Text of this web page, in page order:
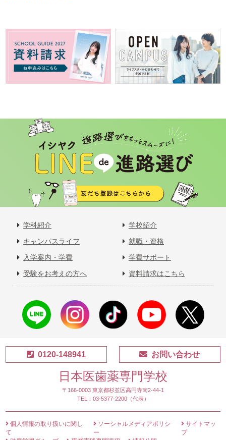
学科紹介
学校紹介
キャンパスライフ
就職・資格
入学案内・学費
学費サポート
受験をお考えの方へ
資料請求はこちら
日本医歯薬専門学校
0120-148941 お問い合わせ
〒166-0003 東京都杉並区高円寺南2-44-1
TEL：03-5377-2200（代表）
個人情報の取り扱いに関し
て
ソーシャルメディアポリシ
ー
サイトマッ
プ